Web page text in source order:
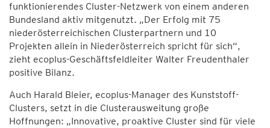
funktionierendes Cluster-Netzwerk von einem anderen
Bundesland aktiv mitgenutzt. „Der Erfolg mit 75
niederösterreichischen Clusterpartnern und 10
Projekten allein in Niederösterreich spricht für sich“,
zieht ecoplus-Geschäftsfeldleiter Walter Freudenthaler
positive Bilanz.
Auch Harald Bleier, ecoplus-Manager des Kunststoff-
Clusters, setzt in die Clusterausweitung große
Hoffnungen: „Innovative, proaktive Cluster sind für viele